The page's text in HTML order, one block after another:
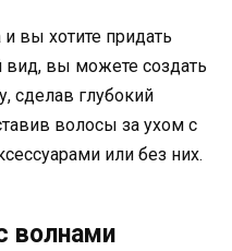
и вы хотите придать
вы можете создать
сделав глубокий
волосы за ухом с
или без них.
волнами